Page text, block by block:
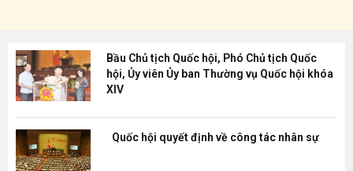
Bầu Chủ tịch Quốc hội, Phó Chủ tịch Quốc
hội, Ủy viên Ủy ban Thường vụ Quốc hội khóa
XIV
Quốc hội quyết định về công tác nhân sự